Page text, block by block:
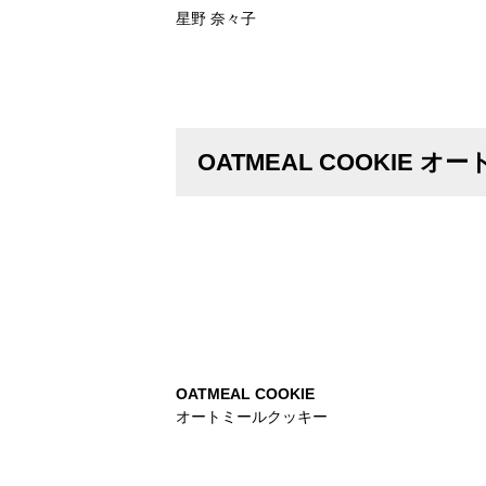
星野 奈々子
OATMEAL COOKIE オー
OATMEAL COOKIE
オートミールクッキー